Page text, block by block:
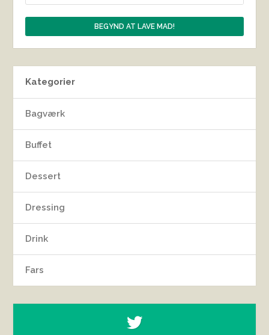
Kategorier
Bagværk
Buffet
Dessert
Dressing
Drink
Fars